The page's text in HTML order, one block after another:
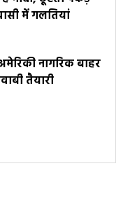
में गलतियां
नागरिक बाहर
तैयारी